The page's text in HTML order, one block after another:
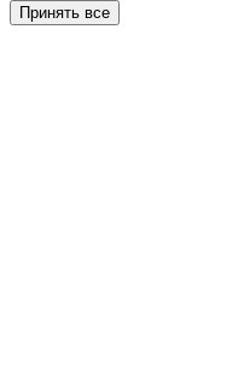
Принять все